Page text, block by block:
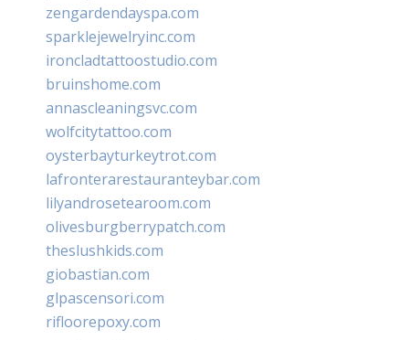
zengardendayspa.com
sparklejewelryinc.com
ironcladtattoostudio.com
bruinshome.com
annascleaningsvc.com
wolfcitytattoo.com
oysterbayturkeytrot.com
lafronterarestauranteybar.com
lilyandrosetearoom.com
olivesburgberrypatch.com
theslushkids.com
giobastian.com
glpascensori.com
rifloorepoxy.com